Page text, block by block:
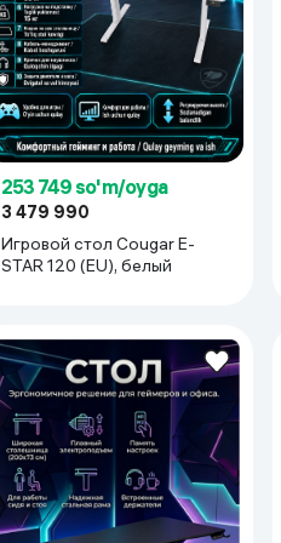
Kameralar
253 749 so'm/oyga
3 479 990
Игровой стол Cougar E-
STAR 120 (EU), белый